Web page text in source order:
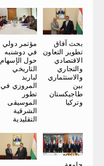
بحث آفاق
تطوير التعاون
الاقتصادي
والتجاري
والاستثماري
بين
طاجيكستان
وتركيا
مؤتمر دولي
في دوشنبه
حول الإسهام
التاريخي
لباربد
المروزي في
تطور
الموسيقى
الشرقية
التقليدية
جامعة